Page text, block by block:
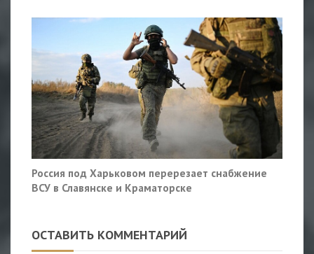
Россия под Харьковом перерезает снабжение
ВСУ в Славянске и Краматорске
ОСТАВИТЬ КОММЕНТАРИЙ